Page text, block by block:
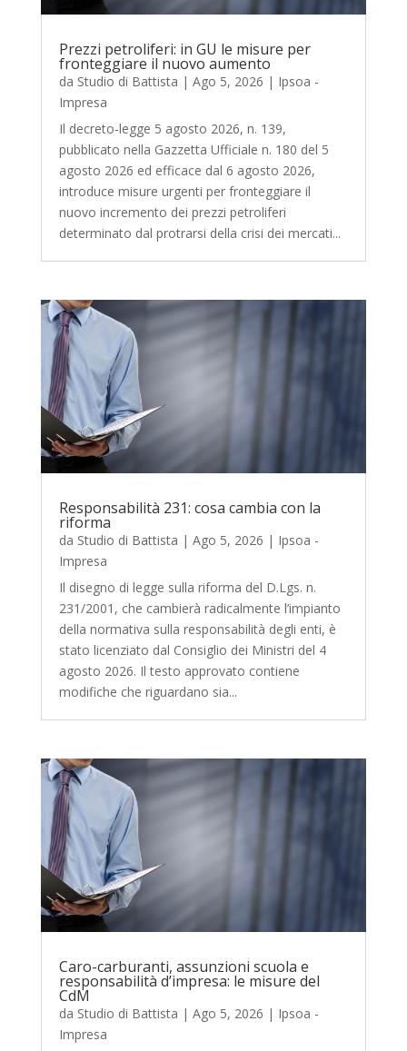
Prezzi petroliferi: in GU le misure per
fronteggiare il nuovo aumento
da Studio di Battista | Ago 5, 2026 | Ipsoa -
Impresa
Il decreto‑legge 5 agosto 2026, n. 139,
pubblicato nella Gazzetta Ufficiale n. 180 del 5
agosto 2026 ed efficace dal 6 agosto 2026,
introduce misure urgenti per fronteggiare il
nuovo incremento dei prezzi petroliferi
determinato dal protrarsi della crisi dei mercati...
Responsabilità 231: cosa cambia con la
riforma
da Studio di Battista | Ago 5, 2026 | Ipsoa -
Impresa
Il disegno di legge sulla riforma del D.Lgs. n.
231/2001, che cambierà radicalmente l’impianto
della normativa sulla responsabilità degli enti, è
stato licenziato dal Consiglio dei Ministri del 4
agosto 2026. Il testo approvato contiene
modifiche che riguardano sia...
Caro-carburanti, assunzioni scuola e
responsabilità d’impresa: le misure del
CdM
da Studio di Battista | Ago 5, 2026 | Ipsoa -
Impresa